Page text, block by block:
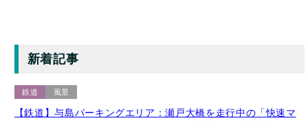
【鉄道】与島パーキングエリア：瀬戸大橋を走行中の「快速マ
リンライナー」号（2022年12月撮影）【香川県坂出市】